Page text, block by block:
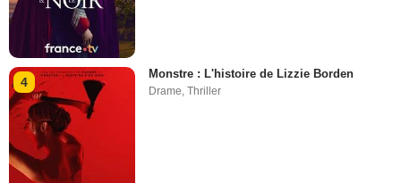
4
Monstre : L'histoire de Lizzie Borden
Drame,Thriller